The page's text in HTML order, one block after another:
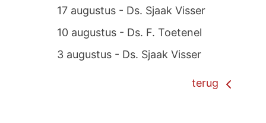
17 augustus - Ds. Sjaak Visser
10 augustus - Ds. F. Toetenel
3 augustus - Ds. Sjaak Visser
terug